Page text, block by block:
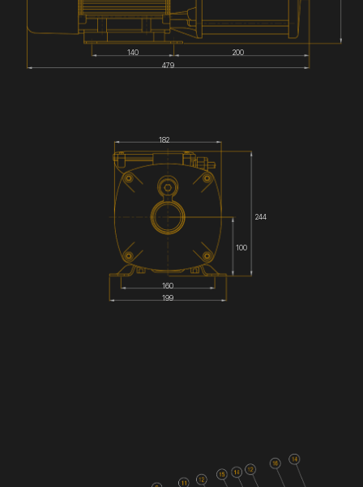
140
200
479
182
244
100
160
199